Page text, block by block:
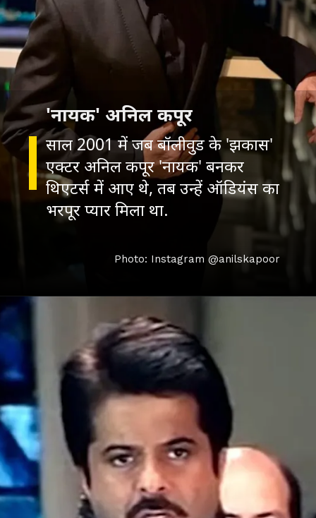
साल 2001 में जब बॉलीवुड के 'झकास'
एक्टर अनिल कपूर 'नायक' बनकर
थिएटर्स में आए थे, तब उन्हें ऑडियंस का
भरपूर प्यार मिला था.
'नायक' अनिल कपूर
Photo: Instagram @anilskapoor